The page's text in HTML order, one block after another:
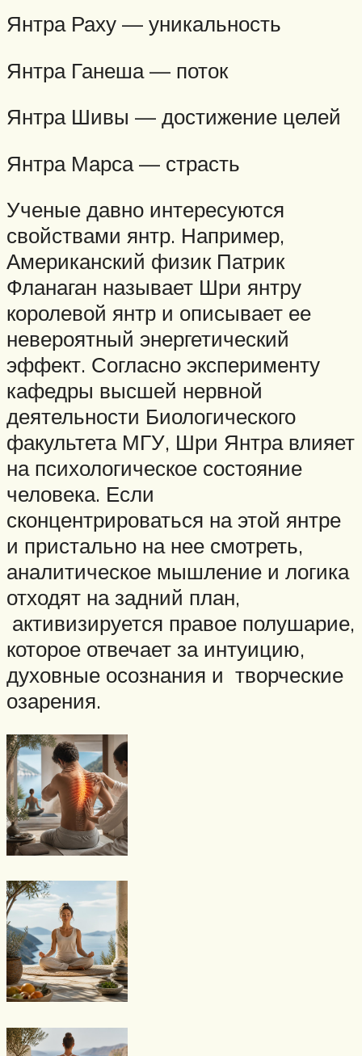
Янтра Раху — уникальность
Янтра Ганеша — поток
Янтра Шивы — достижение целей
Янтра Марса — страсть
Ученые давно интересуются
свойствами янтр. Например,
Американский физик Патрик
Фланаган называет Шри янтру
королевой янтр и описывает ее
невероятный энергетический
эффект. Согласно эксперименту
кафедры высшей нервной
деятельности Биологического
факультета МГУ, Шри Янтра влияет
на психологическое состояние
человека. Если
сконцентрироваться на этой янтре
и пристально на нее смотреть,
аналитическое мышление и логика
отходят на задний план,
активизируется правое полушарие,
которое отвечает за интуицию,
духовные осознания и творческие
озарения.